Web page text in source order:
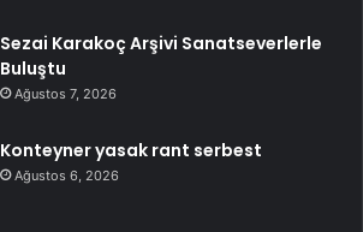
Sezai Karakoç Arşivi Sanatseverlerle
Buluştu
Ağustos 7, 2026
Konteyner yasak rant serbest
Ağustos 6, 2026